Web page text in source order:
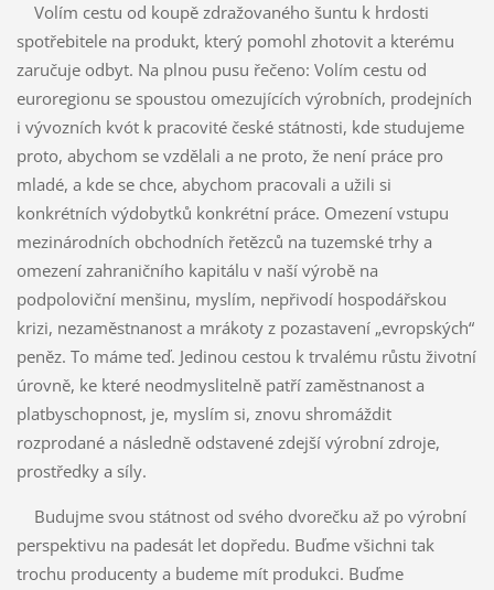
Volím cestu od koupě zdražovaného šuntu k hrdosti
spotřebitele na produkt, který pomohl zhotovit a kterému
zaručuje odbyt. Na plnou pusu řečeno: Volím cestu od
euroregionu se spoustou omezujících výrobních, prodejních
i vývozních kvót k pracovité české státnosti, kde studujeme
proto, abychom se vzdělali a ne proto, že není práce pro
mladé, a kde se chce, abychom pracovali a užili si
konkrétních výdobytků konkrétní práce. Omezení vstupu
mezinárodních obchodních řetězců na tuzemské trhy a
omezení zahraničního kapitálu v naší výrobě na
podpoloviční menšinu, myslím, nepřivodí hospodářskou
krizi, nezaměstnanost a mrákoty z pozastavení „evropských“
peněz. To máme teď. Jedinou cestou k trvalému růstu životní
úrovně, ke které neodmyslitelně patří zaměstnanost a
platbyschopnost, je, myslím si, znovu shromáždit
rozprodané a následně odstavené zdejší výrobní zdroje,
prostředky a síly.
Budujme svou státnost od svého dvorečku až po výrobní
perspektivu na padesát let dopředu. Buďme všichni tak
trochu producenty a budeme mít produkci. Buďme